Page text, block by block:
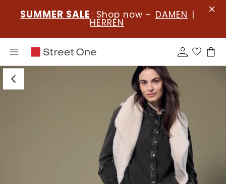
SUMMER SALE : Shop now - DAMEN |
HERREN